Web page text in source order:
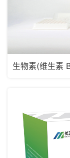
生物素(维生素